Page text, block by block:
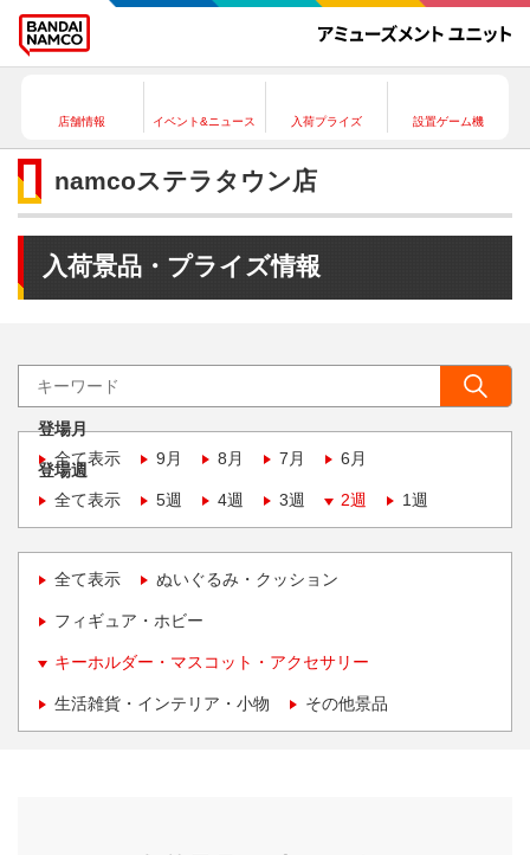
店舗情報 イベント&ニュース 入荷プライズ 設置ゲーム機
namcoステラタウン店
入荷景品・プライズ情報
登場月
全て表示
9月 8月 7月 6月
登場週
全て表示
5週 4週 3週 2週 1週
全て表示 ぬいぐるみ・クッション
フィギュア・ホビー
キーホルダー・マスコット・アクセサリー
生活雑貨・インテリア・小物 その他景品